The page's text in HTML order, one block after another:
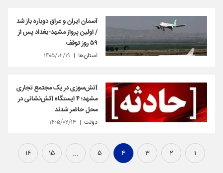
آسمان ایران و عراق دوباره باز شد
/ اولین پرواز مشهد-بغداد پس از
۵۹ روز توقف
استان‌ها ۱۴۰۵/۰۲/۱۹
آتش‌سوزی در یک مجتمع تجاری
مشهد؛ ۴ ایستگاه آتش‌نشانی در
محل حاضر شدند
دولت ۱۴۰۵/۰۲/۱۴
۱ ۲ ۳ ۴ ۵ ... ۱۵ ۱۶